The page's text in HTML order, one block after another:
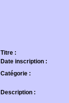
Titre :
Date inscription :
Catégorie :
Description :